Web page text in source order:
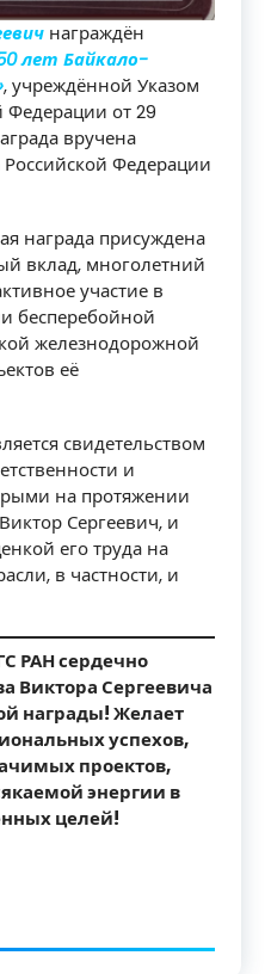
награждён
лет Байкало-
, учреждённой Указом
Федерации от 29
вручена
Федерации
награда присуждена
вклад, многолетний
участие в
бесперебойной
железнодорожной
её
свидетельством
и
на протяжении
Сергеевич, и
его труда на
в частности, и
РАН сердечно
Виктора Сергеевича
награды! Желает
успехов,
проектов,
энергии в
целей!